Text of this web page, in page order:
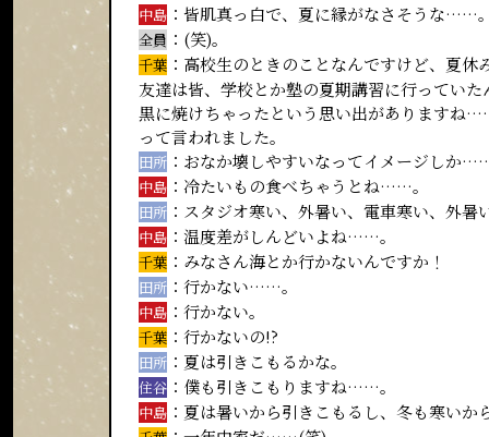
中島 ：皆肌真っ白で、夏に縁がなさそうな……
全員 ：(笑)。
千葉 ：高校生のときのことなんですけど、夏
友達は皆、学校とか塾の夏期講習に行ってい
黒に焼けちゃったという思い出がありますね
って言われました。
田所 ：おなか壊しやすいなってイメージしか
中島 ：冷たいもの食べちゃうとね……。
田所 ：スタジオ寒い、外暑い、電車寒い、
中島 ：温度差がしんどいよね……。
千葉 ：みなさん海とか行かないんですか！
田所 ：行かない……。
中島 ：行かない。
千葉 ：行かないの!?
田所 ：夏は引きこもるかな。
住谷 ：僕も引きこもりますね……。
中島 ：夏は暑いから引きこもるし、冬も寒いか